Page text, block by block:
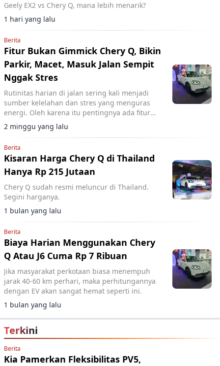
Geely EX2 vs Chery Q, mana lebih menarik?
1 hari yang lalu
Berita
Fitur Bukan Gimmick Chery Q, Bikin
Parkir, Macet, Masuk Jalan Sempit
Nggak Stres
Rutinitas harian di jalan sering kali menjadi
sumber kelelahan dan stres yang menguras
energi. Oleh karena itu pentingnya ada fitur
bantuan untuk membuat perjalanan lebih
nyaman.
2 minggu yang lalu
Berita
Kisaran Harga Chery Q di Thailand
Hanya Rp 215 Jutaan
Chery Q sudah resmi meluncur di Thailand.
Segini harganya.
1 bulan yang lalu
Berita
Biaya Harian Menggunakan Chery
Q Atau J6 Cuma Rp 7 Ribuan
Jika masyarakat perkotaan biasa menempuh
jarak 40-60 km perhari, maka perhitungannya
dengan EV akan sangat hemat seperti ini.
1 bulan yang lalu
Terkini
Berita
Kia Pamerkan Fleksibilitas PV5,